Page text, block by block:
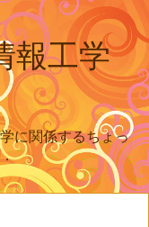
報工学
に関係するちょっ